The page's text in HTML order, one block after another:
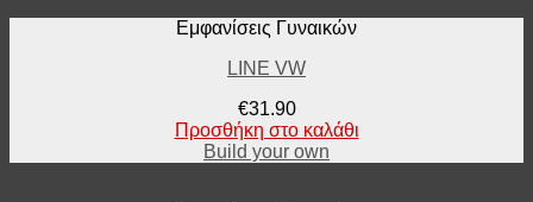
Εμφανίσεις Γυναικών
LINE VW
€31.90
Προσθήκη στο καλάθι
Build your own